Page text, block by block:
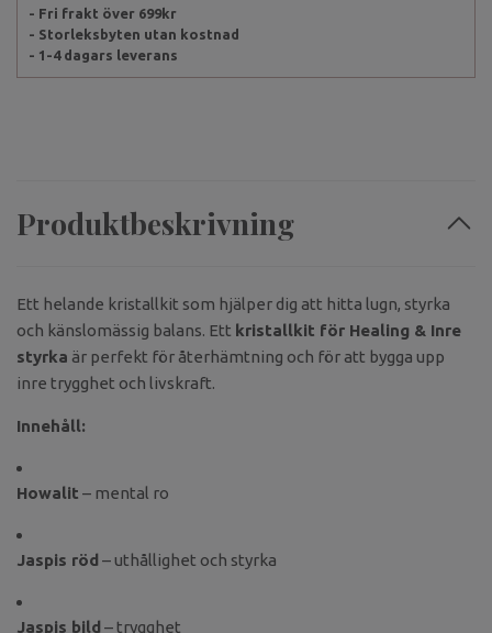
- Fri frakt över 699kr
- Storleksbyten utan kostnad
- 1-4 dagars leverans
Produktbeskrivning
Ett helande kristallkit som hjälper dig att hitta lugn, styrka
och känslomässig balans. Ett kristallkit för Healing & Inre
styrka är perfekt för återhämtning och för att bygga upp
inre trygghet och livskraft.
Innehåll:
Howalit – mental ro
Jaspis röd – uthållighet och styrka
Jaspis bild – trygghet